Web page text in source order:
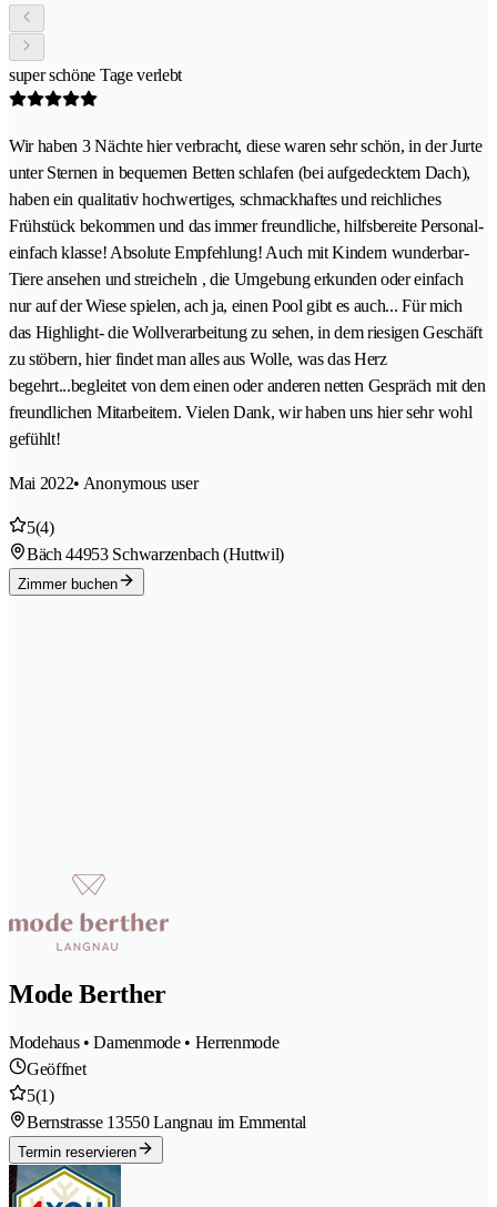
super schöne Tage verlebt
Wir haben 3 Nächte hier verbracht, diese waren sehr schön, in der Jurte
unter Sternen in bequemen Betten schlafen (bei aufgedecktem Dach),
haben ein qualitativ hochwertiges, schmackhaftes und reichliches
Frühstück bekommen und das immer freundliche, hilfsbereite Personal-
einfach klasse! Absolute Empfehlung! Auch mit Kindern wunderbar-
Tiere ansehen und streicheln , die Umgebung erkunden oder einfach
nur auf der Wiese spielen, ach ja, einen Pool gibt es auch... Für mich
das Highlight- die Wollverarbeitung zu sehen, in dem riesigen Geschäft
zu stöbern, hier findet man alles aus Wolle, was das Herz
begehrt...begleitet von dem einen oder anderen netten Gespräch mit den
freundlichen Mitarbeitern. Vielen Dank, wir haben uns hier sehr wohl
gefühlt!
Mai 2022• Anonymous user
5(4)
Bäch 44953 Schwarzenbach (Huttwil)
Zimmer buchen
Mode Berther
Modehaus • Damenmode • Herrenmode
Geöffnet
5(1)
Bernstrasse 13550 Langnau im Emmental
Termin reservieren